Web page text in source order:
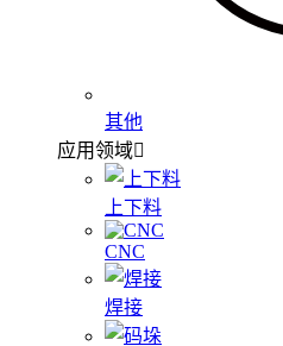
其他
应用领域
上下料
CNC
焊接